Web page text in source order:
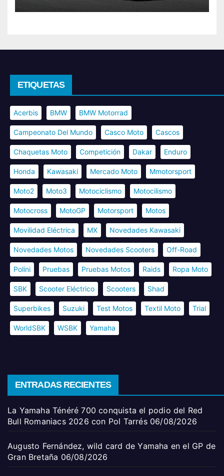
ETIQUETAS
Acerbis BMW BMW Motorrad
Campeonato Del Mundo Casco Moto Cascos
Chaquetas Moto Competición Dakar Enduro
Honda Kawasaki Mercado Moto Mmotorsport
Moto2 Moto3 Motociclismo Motocilismo
Motocross MotoGP Motorsport Motos
Movilidad Eléctrica MX Novedades Kawasaki
Novedades Motos Novedades Scooters Off-Road
Polini Pruebas Pruebas Motos Raids Ropa Moto
SBK Scooter Eléctrico Scooters Shad
Superbikes Suzuki Test Motos Textil Moto Trial
WorldSBK WSBK Yamaha
ENTRADAS RECIENTES
La Yamaha Ténéré 700 conquista el podio del Red
Bull Romaniacs 2026 con Pol Tarrés 06/08/2026
Augusto Fernández, wild card de Yamaha en el GP de
Gran Bretaña 06/08/2026